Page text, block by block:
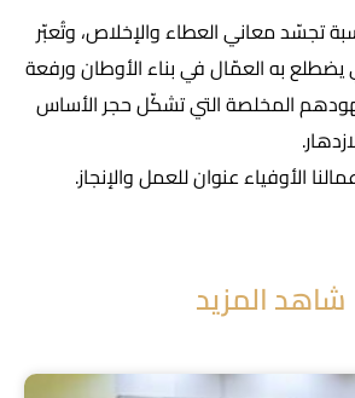
تجسّد معاني العطاء والإخلاص، وتُعبّر
يضطلع به العمّال في بناء الأوطان ورفعة
المخلصة التي تشكّل حجر الأساس
الأوفياء عنوان للعمل والإنجاز.
شاهد المزيد